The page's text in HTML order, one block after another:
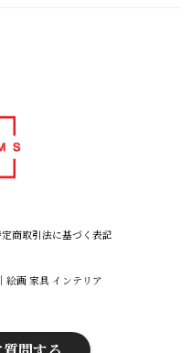
商取引法に基づく表記
絵画 家具 インテリア